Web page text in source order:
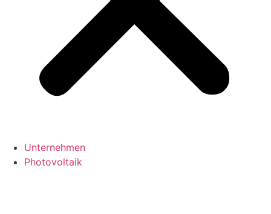
Unternehmen
Photovoltaik